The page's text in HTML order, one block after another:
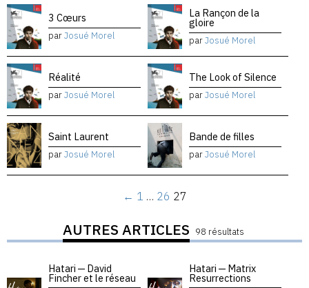
3 Cœurs
parJosué Morel
La Rançon de la
gloire
parJosué Morel
Réalité
parJosué Morel
The Look of Silence
parJosué Morel
Saint Laurent
parJosué Morel
Bande de filles
parJosué Morel
← 1 … 26 27
AUTRES ARTICLES 98 résultats
Hatari — David
Fincher et le réseau
Hatari — Matrix
Resurrections